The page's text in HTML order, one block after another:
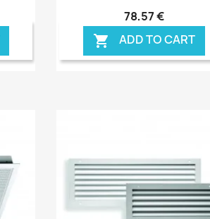
78,57 €
 ADD TO CART